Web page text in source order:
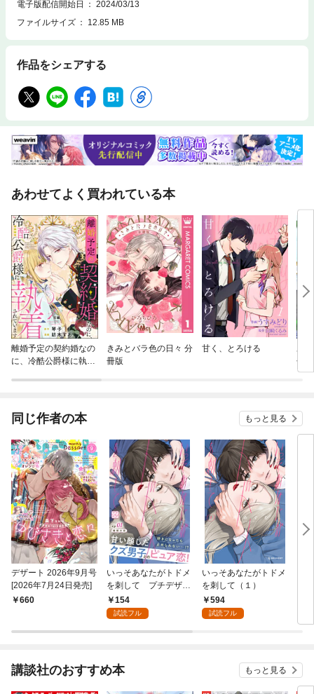
電子版配信開始日
2024/03/13
ファイルサイズ
12.85 MB
作品をシェアする
あわせてよく買われている本
離婚予定の契約婚なの
に、冷酷公爵様に執着
きみとバラ色の日々 分
冊版
甘く、とろける
せ
同じ作者の本 もっと見る
デザート 2026年9月号
[2026年7月24日発売]
660
いっそあなたがトドメ
を刺して プチデザ
（１）
154
試読フル
いっそあなたがトドメ
を刺して（１）
594
試読フル
講談社のおすすめ本 もっと見る